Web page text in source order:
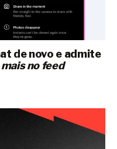
de novo e admite
no feed